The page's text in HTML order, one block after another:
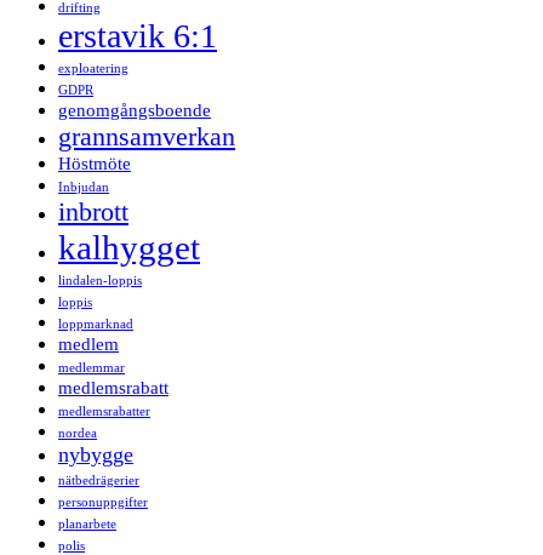
drifting
erstavik 6:1
exploatering
GDPR
genomgångsboende
grannsamverkan
Höstmöte
Inbjudan
inbrott
kalhygget
lindalen-loppis
loppis
loppmarknad
medlem
medlemmar
medlemsrabatt
medlemsrabatter
nordea
nybygge
nätbedrägerier
personuppgifter
planarbete
polis